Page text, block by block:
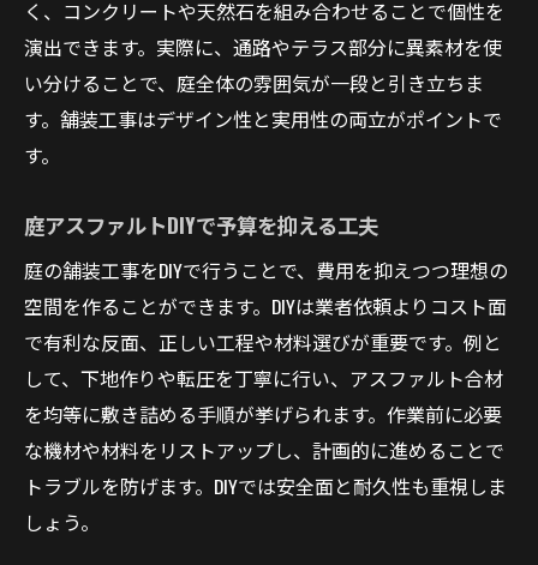
く、コンクリートや天然石を組み合わせることで個性を
演出できます。実際に、通路やテラス部分に異素材を使
い分けることで、庭全体の雰囲気が一段と引き立ちま
す。舗装工事はデザイン性と実用性の両立がポイントで
す。
庭アスファルトDIYで予算を抑える工夫
庭の舗装工事をDIYで行うことで、費用を抑えつつ理想の
空間を作ることができます。DIYは業者依頼よりコスト面
で有利な反面、正しい工程や材料選びが重要です。例と
して、下地作りや転圧を丁寧に行い、アスファルト合材
を均等に敷き詰める手順が挙げられます。作業前に必要
な機材や材料をリストアップし、計画的に進めることで
トラブルを防げます。DIYでは安全面と耐久性も重視しま
しょう。